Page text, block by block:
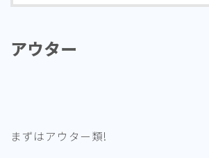
アウター
まずはアウター類!